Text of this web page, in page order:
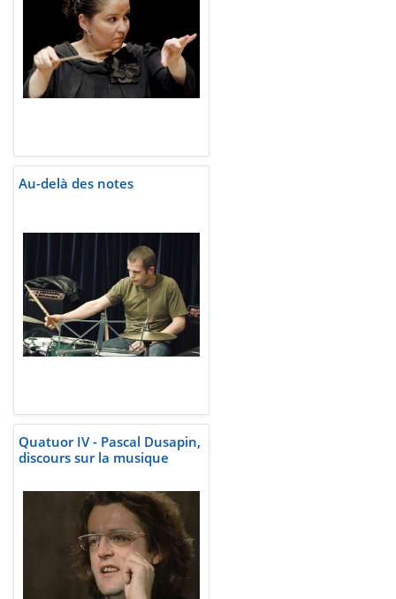
Au-delà des notes
Quatuor IV - Pascal Dusapin,
discours sur la musique